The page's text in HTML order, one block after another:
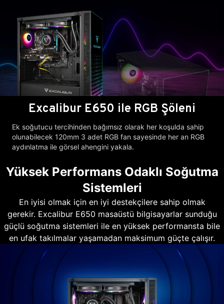
Excalibur E650 ile RGB Şöleni
Ek soğutucu tercihinden bağımsız olarak her koşulda sahip
olunabilecek 120mm 3 adet RGB fan sayesinde her an RGB
aydınlatma ile görsel ahengini yakala.
Yüksek Performans Odaklı Soğutma
Sistemleri
En iyisi olmak için en iyi destekçilere sahip olmak
gerekir. Excalibur E650 masaüstü bilgisayarlar sunduğu
güçlü soğutma sistemleri ile en yüksek performansta bile
en ufak takılmalar yaşamadan maksimum güçte çalışır.